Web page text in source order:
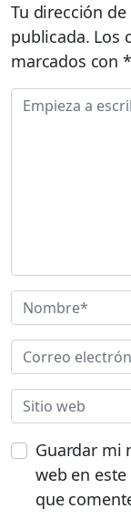
Tu dirección
publicada. Los
marcados con *
Guardar mi
web en
que